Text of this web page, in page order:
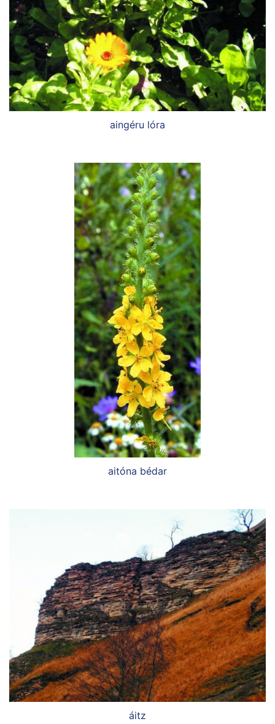
aingéru lóra
aitóna bédar
áitz